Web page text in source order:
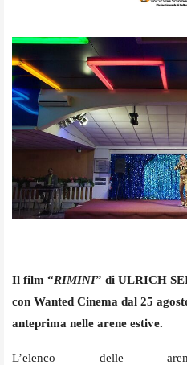
Il film “RIMINI” di ULRICH
con Wanted Cinema dal 25
anteprima nelle arene estive.
L’elenco delle